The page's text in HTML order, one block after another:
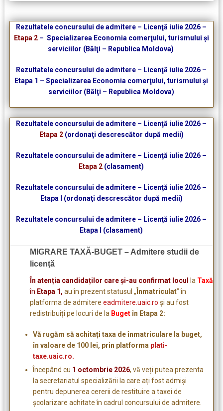
Rezultatele concursului de admitere – Licenţă iulie 2026 –
Etapa 2– Specializarea Economia comerţului, turismului şi
serviciilor (Bălţi – Republica Moldova)
Rezultatele concursului de admitere – Licenţă iulie 2026 –
Etapa 1 – Specializarea Economia comerţului, turismului şi
serviciilor (Bălţi – Republica Moldova)
Rezultatele concursului de admitere – Licenţă iulie 2026 –
Etapa 2(ordonaţi descrescător după medii)
Rezultatele concursului de admitere – Licenţă iulie 2026 –
Etapa 2 (clasament)
Rezultatele concursului de admitere – Licenţă iulie 2026 –
Etapa I (ordonaţi descrescător după medii)
Rezultatele concursului de admitere – Licenţă iulie 2026 –
Etapa I (clasament)
MIGRARE TAXĂ-BUGET – Admitere studii de
licenţă
În atenția candidaților care și-au confirmat locul la Taxă
în Etapa 1, au în prezent statusul „Înmatriculat” în
platforma de admitere eadmitere.uaic.ro și au fost
redistribuiți pe locuri de la Bugetîn Etapa 2:
Vă rugăm să achitați taxa de înmatriculare la buget,
în valoare de 100 lei, prin platforma plati-
taxe.uaic.ro.
Începând cu 1 octombrie 2026, vă veți putea prezenta
la secretariatul specializării la care ați fost admiși
pentru depunerea cererii de restituire a taxei de
școlarizare achitate în cadrul concursului de admitere.